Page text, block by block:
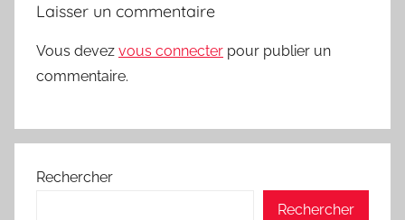
Laisser un commentaire
Vous devez vous connecter pour publier un
commentaire.
Rechercher
Rechercher